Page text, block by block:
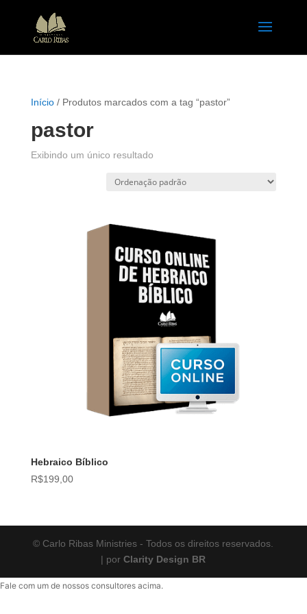
Início/ Produtos marcados com a tag “pastor”
pastor
Exibindo um único resultado
Hebraico Bíblico
R$199,00
© Carlo Ribas Ministries - Todos os direitos reservados.
| porClarity Design BR
Fale com um de nossos consultores acima.